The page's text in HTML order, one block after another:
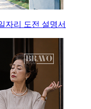
자리 도전 설명서